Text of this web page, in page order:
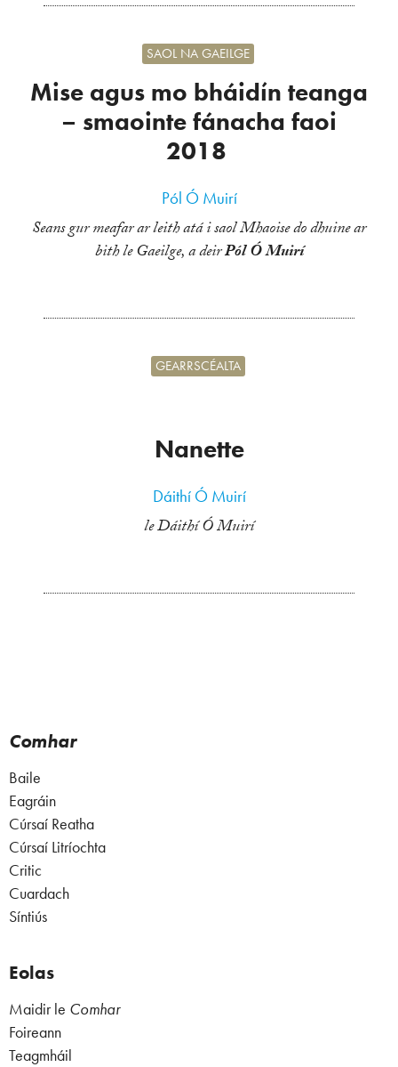
Mise agus mo bháidín teanga
– smaointe fánacha faoi
2018
SAOL NA GAEILGE
Pól Ó Muirí
Seans gur meafar ar leith atá i saol Mhaoise do dhuine ar
bith le Gaeilge, a deirPól Ó Muirí
Nanette
GEARRSCÉALTA
Dáithí Ó Muirí
le Dáithí Ó Muirí
Comhar
Baile
Eagráin
Cúrsaí Reatha
Cúrsaí Litríochta
Critic
Cuardach
Síntiús
Eolas
Maidir le Comhar
Foireann
Teagmháil